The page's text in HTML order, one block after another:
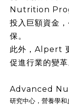
Nutrition
投入巨額資金
保。
此外， Alpert
促進行業的變革
Advanced
研究中心，營養學